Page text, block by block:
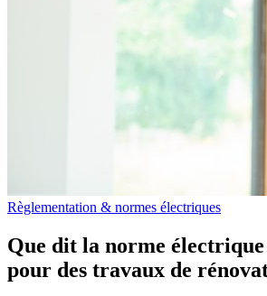
Règlementation & normes électriques
Que dit la norme électrique
pour des travaux de